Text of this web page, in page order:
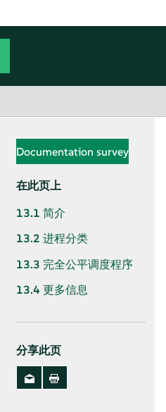
Documentation survey
在此页上
13.1 简介
13.2 进程分类
13.3 完全公平调度程序
13.4 更多信息
分享此页